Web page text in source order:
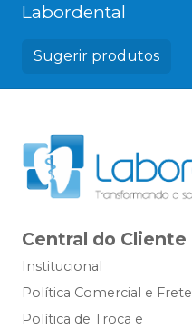
Labordental
Sugerir produtos
Central do Cliente
Institucional
Política Comercial e Frete
Política de Troca e